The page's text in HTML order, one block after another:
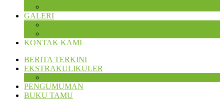
GALERI
KONTAK KAMI
BERITA TERKINI
EKSTRAKULIKULER
PENGUMUMAN
BUKU TAMU